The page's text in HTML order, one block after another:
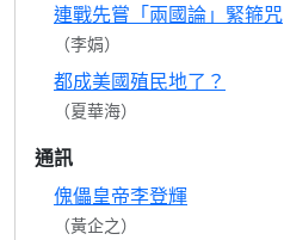
連戰先嘗「兩國論」緊箍咒
（李娟）
都成美國殖民地了？
（夏華海）
通訊
傀儡皇帝李登輝
（黃企之）